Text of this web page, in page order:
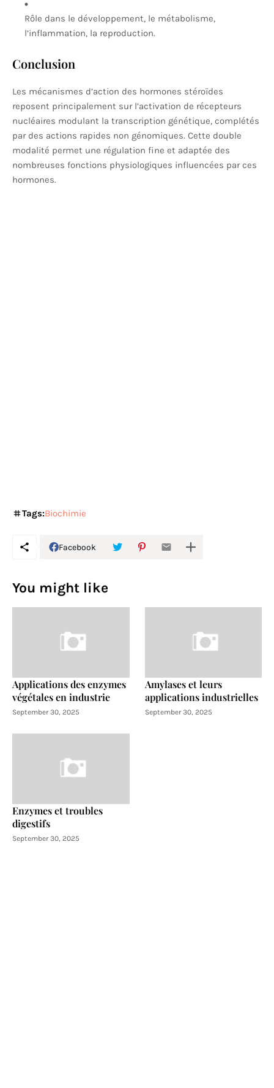
Rôle dans le développement, le métabolisme,
l’inflammation, la reproduction.
Conclusion
Les mécanismes d’action des hormones stéroïdes
reposent principalement sur l’activation de récepteurs
nucléaires modulant la transcription génétique, complétés
par des actions rapides non génomiques. Cette double
modalité permet une régulation fine et adaptée des
nombreuses fonctions physiologiques influencées par ces
hormones.
Tags:Biochimie
Facebook
You might like
Applications des enzymes
végétales en industrie
September 30, 2025
Amylases et leurs
applications industrielles
September 30, 2025
Enzymes et troubles
digestifs
September 30, 2025